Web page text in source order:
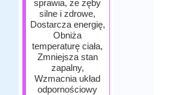
sprawia, że ​​zęby
silne i zdrowe,
Dostarcza energię,
Obniża
temperaturę ciała,
Zmniejsza stan
zapalny,
Wzmacnia układ
odpornościowy